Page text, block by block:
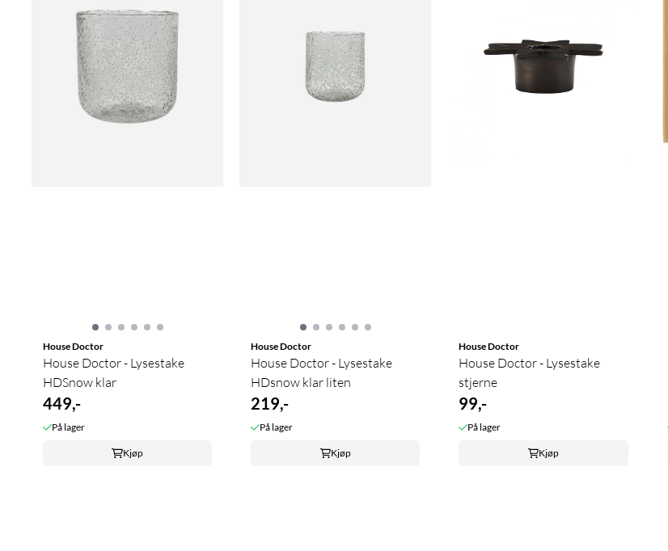
House Doctor
House Doctor - Lysestake
HDSnow klar
449,-
På lager
Kjøp
House Doctor
House Doctor - Lysestake
HDsnow klar liten
219,-
På lager
Kjøp
House Doctor
House Doctor - Lysestake
stjerne
99,-
På lager
Kjøp